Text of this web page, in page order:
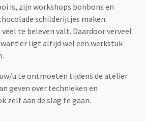
is, zijn workshops bonbons en
schilderijtjes maken.
te beleven valt. Daardoor verveel
er ligt altijd wel een werkstuk
u te ontmoeten tijdens de atelier
geven over technieken en
zelf aan de slag te gaan.